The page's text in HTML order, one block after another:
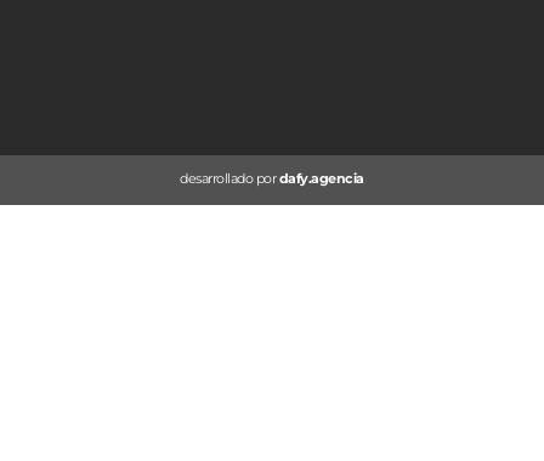
desarrollado pordafy.agencia